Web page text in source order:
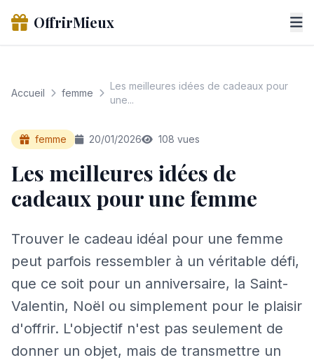
OffrirMieux
Accueil femme
Les meilleures idées de cadeaux pour
une...
femme 20/01/2026 108 vues
Les meilleures idées de
cadeaux pour une femme
Trouver le cadeau idéal pour une femme
peut parfois ressembler à un véritable défi,
que ce soit pour un anniversaire, la Saint-
Valentin, Noël ou simplement pour le plaisir
d'offrir. L'objectif n'est pas seulement de
donner un objet, mais de transmettre un